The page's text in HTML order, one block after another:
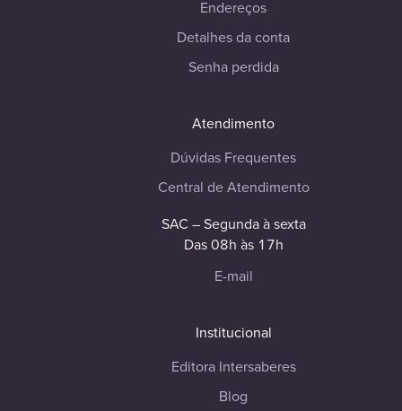
Endereços
Detalhes da conta
Senha perdida
Atendimento
Dúvidas Frequentes
Central de Atendimento
SAC – Segunda à sexta
Das 08h às 17h
E-mail
Institucional
Editora Intersaberes
Blog